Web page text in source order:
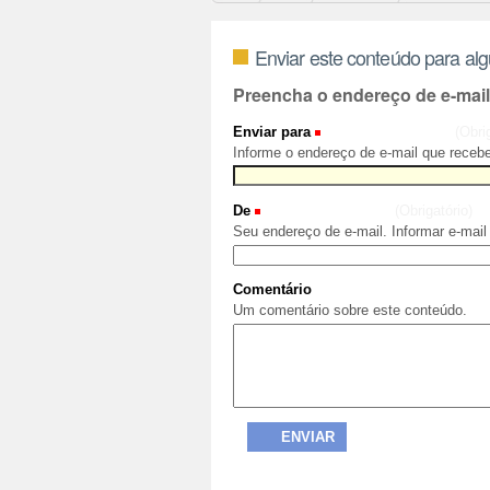
Enviar este conteúdo para
Preencha o endereço de e-
Enviar para
Informe o endereço de e-mail que
De
Seu endereço de e-mail. Informar e-
Comentário
Um comentário sobre este conteúdo.